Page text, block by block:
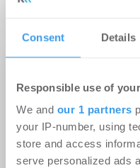
Consent Details
Responsible use of
We and our 1 partners
your IP-number, using
store and access
serve personalized ads